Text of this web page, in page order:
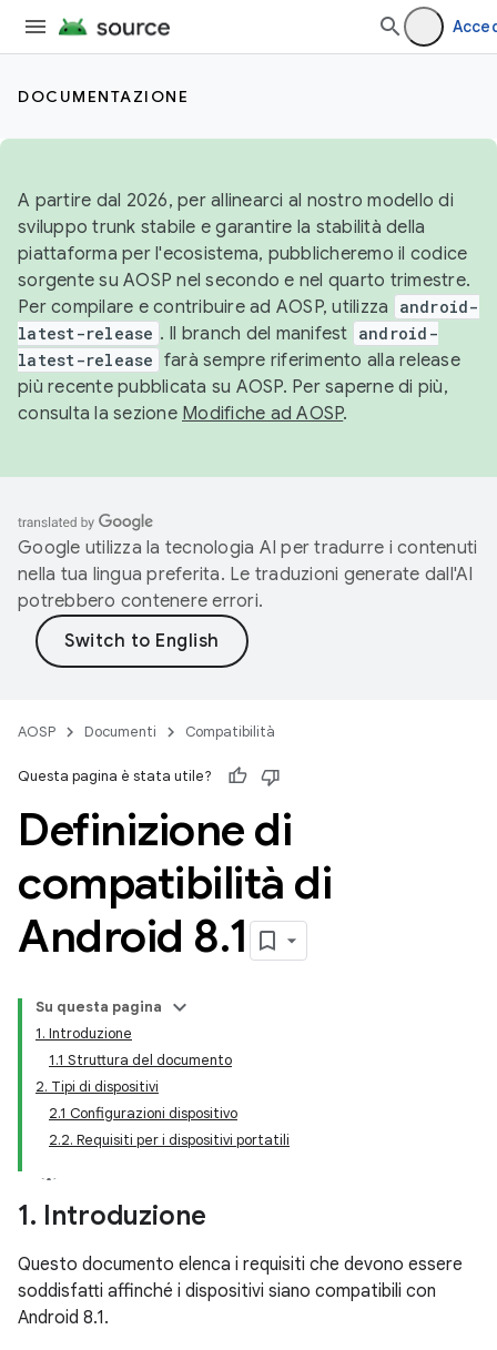
DOCUMENTAZIONE
A partire dal 2026, per allinearci al nostro modello di
sviluppo trunk stabile e garantire la stabilità della
piattaforma per l'ecosistema, pubblicheremo il codice
sorgente su AOSP nel secondo e nel quarto trimestre.
Per compilare e contribuire ad AOSP, utilizza
android-
latest-release . Il branch del manifest android-
latest-release farà sempre riferimento alla release
più recente pubblicata su AOSP. Per saperne di più,
consulta la sezione Modifiche ad AOSP.
Google utilizza la tecnologia AI per tradurre i contenuti
nella tua lingua preferita. Le traduzioni generate dall'AI
potrebbero contenere errori.
AOSP Documenti Compatibilità
Questa pagina è stata utile?
Definizione di
compatibilità di
Android 8.1
Su questa pagina
1. Introduzione
1.1 Struttura del documento
2. Tipi di dispositivi
2.1 Configurazioni dispositivo
2.2. Requisiti per i dispositivi portatili
1. Introduzione
Questo documento elenca i requisiti che devono essere
soddisfatti affinché i dispositivi siano compatibili con
Android 8.1.